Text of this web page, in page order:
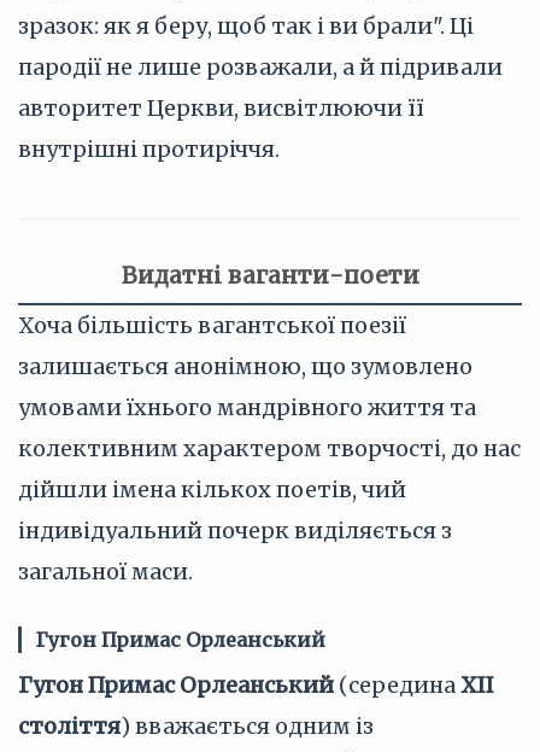
зразок: як я беру, щоб так і ви брали". Ці
пародії не лише розважали, а й підривали
авторитет Церкви, висвітлюючи її
внутрішні протиріччя.
Видатні ваганти-поети
Хоча більшість вагантської поезії
залишається анонімною, що зумовлено
умовами їхнього мандрівного життя та
колективним характером творчості, до нас
дійшли імена кількох поетів, чий
індивідуальний почерк виділяється з
загальної маси.
Гугон Примас Орлеанський
Гугон Примас Орлеанський(серединаXII
століття) вважається одним із